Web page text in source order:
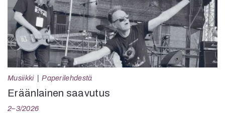
Musiikki Paperilehdestä
Eräänlainen saavutus
2–3/2026